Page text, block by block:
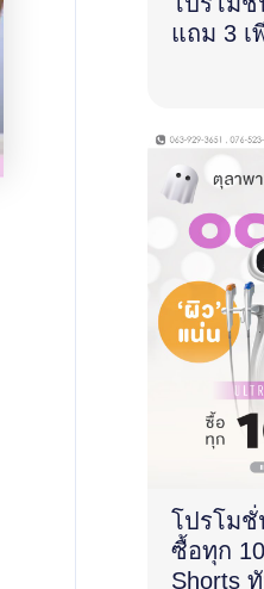
แถม 3 เ
โปรโมชั่
ซื้อทุก
Shorts